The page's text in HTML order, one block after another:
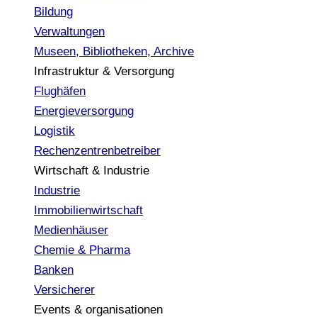
Bildung
Verwaltungen
Museen, Bibliotheken, Archive
Infrastruktur & Versorgung
Flughäfen
Energieversorgung
Logistik
Rechenzentrenbetreiber
Wirtschaft & Industrie
Industrie
Immobilienwirtschaft
Medienhäuser
Chemie & Pharma
Banken
Versicherer
Events & organisationen